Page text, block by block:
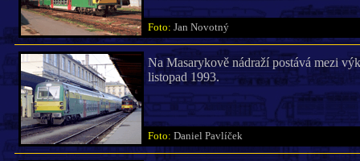
Foto: Jan Novotný
Na Masarykově nádraží postává mezi
listopad 1993.
Foto: Daniel Pavlíček